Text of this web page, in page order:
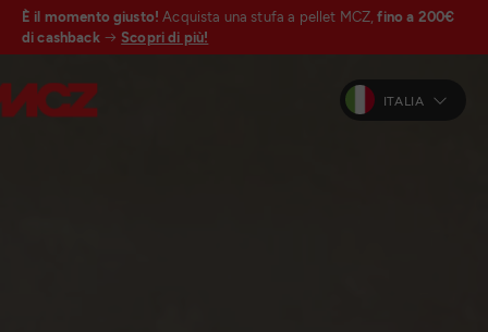
È il momento giusto! Acquista una stufa a pellet MCZ, fino a 200€
di cashback
Scopri di più!
ITALIA